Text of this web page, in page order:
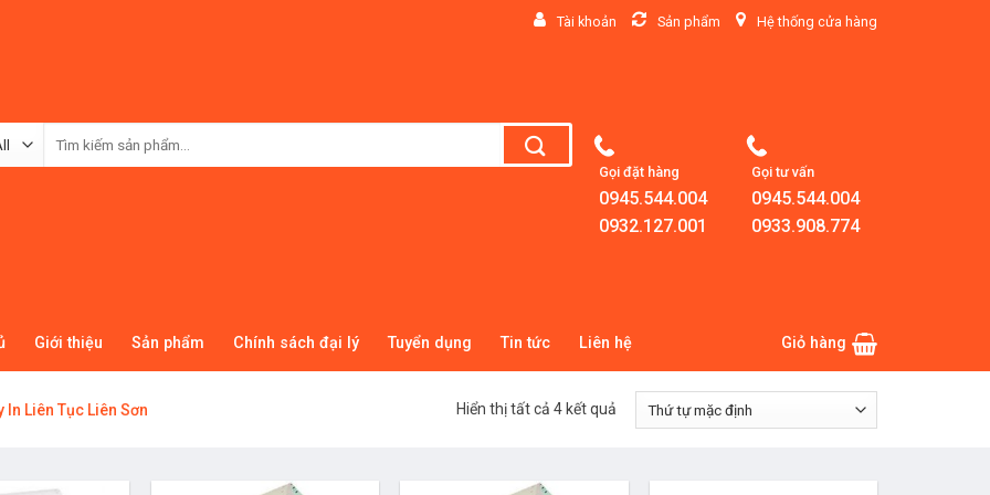
Tài khoản Sản phẩm Hệ thống cửa hàng
Gọi đặt hàng
0945.544.004
0932.127.001
Gọi tư vấn
0945.544.004
0933.908.774
Giới thiệu Sản phẩm Chính sách đại lý Tuyển dụng Tin tức Liên hệ Giỏ hàng
In Liên Tục Liên Sơn Hiển thị tất cả 4 kết quả